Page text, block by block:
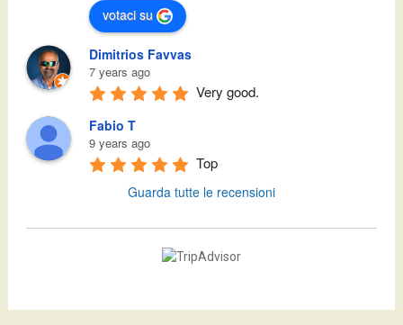
votaci su
Dimitrios Favvas
7 years ago
Very good.
Fabio T
9 years ago
Top
Guarda tutte le recensioni